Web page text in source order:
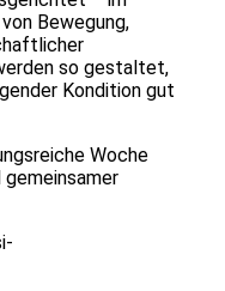
Bewegung,
so gestaltet,
Kondition gut
Woche
gemeinsamer